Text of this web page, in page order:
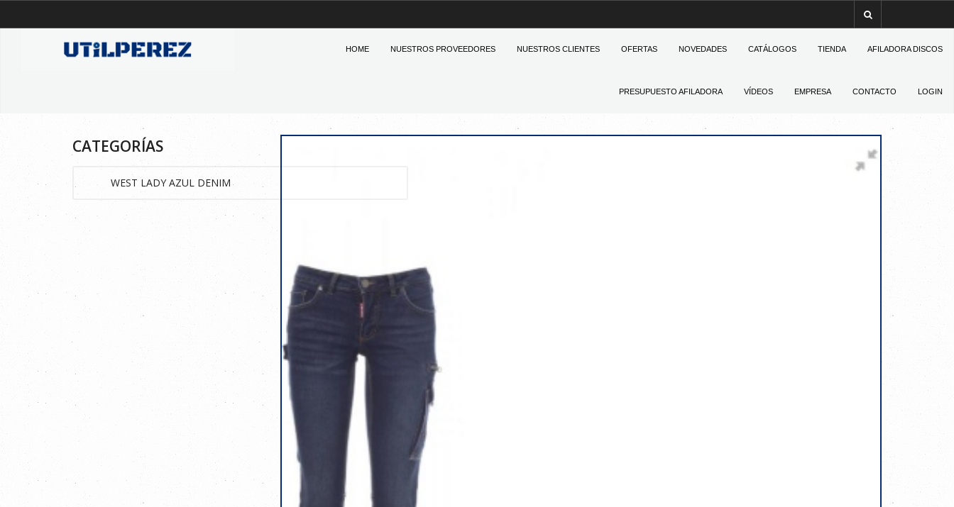
HOME NUESTROS PROVEEDORES NUESTROS CLIENTES OFERTAS NOVEDADES CATÁLOGOS TIENDA AFILADORA DISCOS
PRESUPUESTO AFILADORA VÍDEOS EMPRESA CONTACTO LOGIN
CATEGORÍAS